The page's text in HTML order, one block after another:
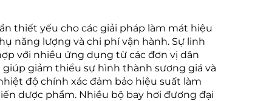
thiết yếu cho các giải pháp làm mát hiệu
năng lượng và chi phí vận hành. Sự linh
với nhiều ứng dụng từ các đơn vị dân
giảm thiểu sự hình thành sương giá và
độ chính xác đảm bảo hiệu suất làm
dược phẩm. Nhiều bộ bay hơi đương đại